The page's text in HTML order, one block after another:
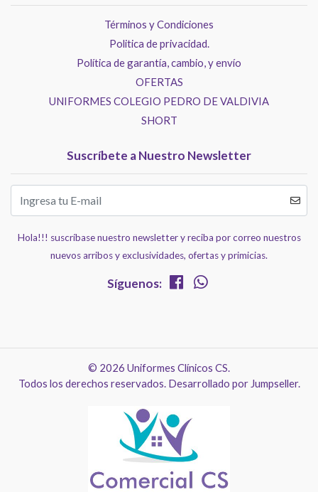
Términos y Condiciones
Politica de privacidad.
Política de garantía, cambio, y envío
OFERTAS
UNIFORMES COLEGIO PEDRO DE VALDIVIA
SHORT
Suscríbete a Nuestro Newsletter
Hola!!! suscríbase nuestro newsletter y reciba por correo nuestros
nuevos arribos y exclusividades, ofertas y primicias.
Síguenos:
© 2026 Uniformes Clínicos CS.
Todos los derechos reservados. Desarrollado por Jumpseller.